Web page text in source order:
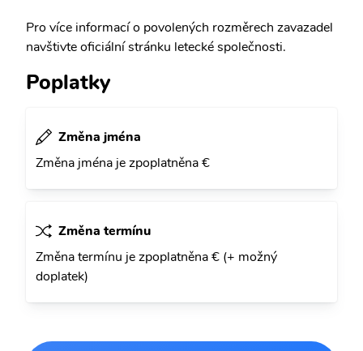
Pro více informací o povolených rozměrech zavazadel
navštivte oficiální stránku letecké společnosti.
Poplatky
Změna jména
Změna jména je zpoplatněna €
Změna termínu
Změna termínu je zpoplatněna € (+ možný
doplatek)